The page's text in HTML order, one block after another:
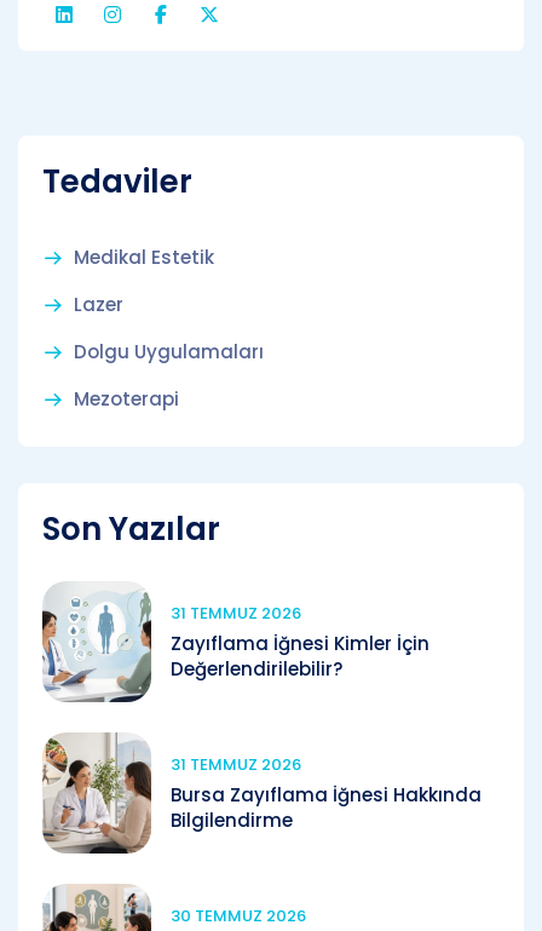
Tedaviler
Medikal Estetik
Lazer
Dolgu Uygulamaları
Mezoterapi
Son Yazılar
31 TEMMUZ 2026
Zayıflama İğnesi Kimler İçin
Değerlendirilebilir?
31 TEMMUZ 2026
Bursa Zayıflama İğnesi Hakkında
Bilgilendirme
30 TEMMUZ 2026